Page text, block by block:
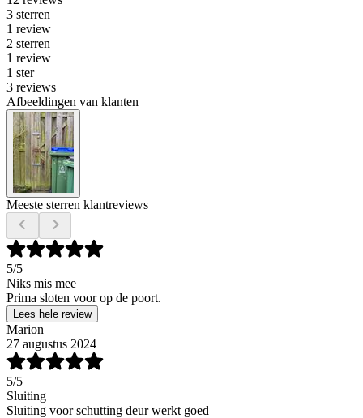
3 sterren
1 review
2 sterren
1 review
1 ster
3 reviews
Afbeeldingen van klanten
Meeste sterren klantreviews
5/5
Niks mis mee
Prima sloten voor op de poort.
Lees hele review
Marion
27 augustus 2024
5/5
Sluiting
Sluiting voor schutting deur werkt goed